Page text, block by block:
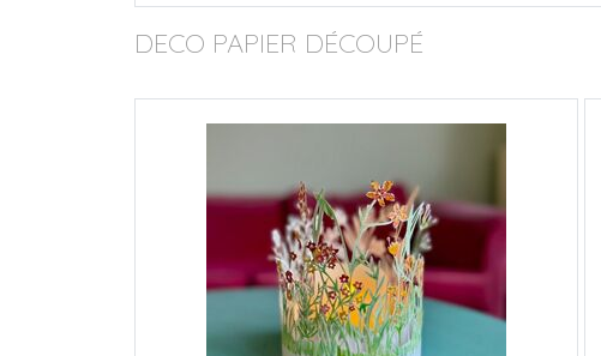
DECO PAPIER DÉCOUPÉ